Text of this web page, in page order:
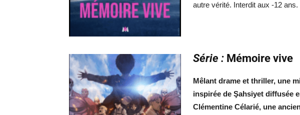
autre vérité. Interdit aux -12 ans.
Série : Mémoire vive
Mêlant drame et thriller, une
inspirée de Şahsiyet diffusée
Clémentine Célarié, une